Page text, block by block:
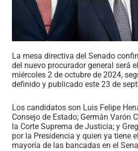
La mesa directiva del Senado
del nuevo procurador general será
miércoles 2 de octubre de 2024,
definido y publicado este 23 de
Los candidatos son Luis Felipe
Consejo de Estado; Germán Varón
la Corte Suprema de Justicia; y
por la Presidencia y quien ya tiene
mayoría de las bancadas en el